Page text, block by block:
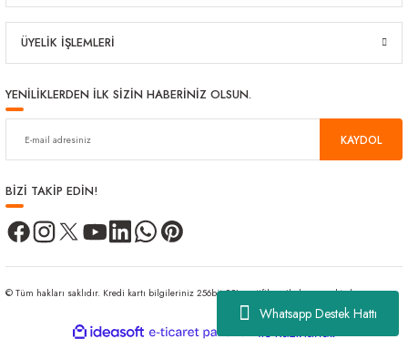
Whatsapp Destek Hattı
ÜYELİK İŞLEMLERİ
YENİLİKLERDEN İLK SİZİN HABERİNİZ OLSUN.
KAYDOL
BİZİ TAKİP EDİN!
© Tüm hakları saklıdır. Kredi kartı bilgileriniz 256bit SSL sertifikası ile korunmaktadır.
ideasoft